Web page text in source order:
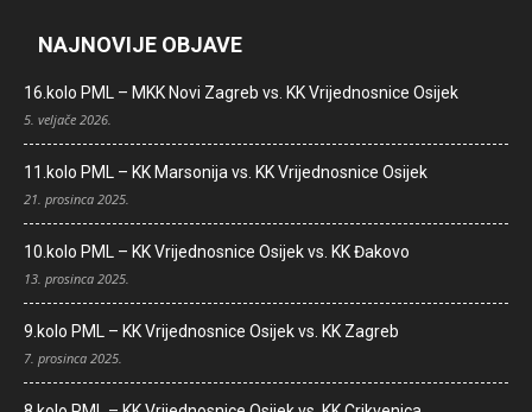
NAJNOVIJE OBJAVE
16.kolo PML – MKK Novi Zagreb vs. KK Vrijednosnice Osijek
5. veljače 2026.
11.kolo PML – KK Marsonija vs. KK Vrijednosnice Osijek
21. prosinca 2025.
10.kolo PML – KK Vrijednosnice Osijek vs. KK Đakovo
13. prosinca 2025.
9.kolo PML – KK Vrijednosnice Osijek vs. KK Zagreb
7. prosinca 2025.